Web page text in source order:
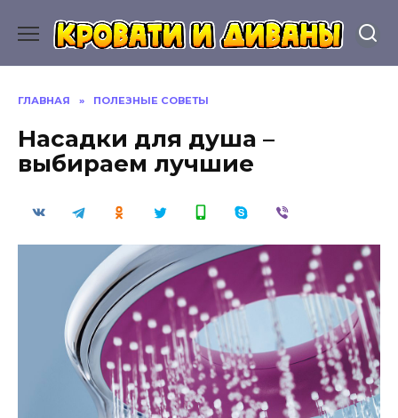
содержанию
ГЛАВНАЯ » ПОЛЕЗНЫЕ СОВЕТЫ
Насадки для душа –
выбираем лучшие